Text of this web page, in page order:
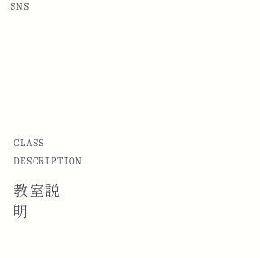
SNS
CLASS
DESCRIPTION
教室説
明